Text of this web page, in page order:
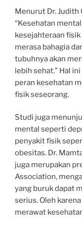
Menurut Dr.
“Kesehatan
kesejahteraan
merasa bahagia
tubuhnya akan
lebih sehat.” Hal
peran kesehatan
fisik seseorang.
Studi juga
mental seperti
penyakit fisik
obesitas. Dr.
juga merupakan
Association,
yang buruk dapat
serius. Oleh
merawat